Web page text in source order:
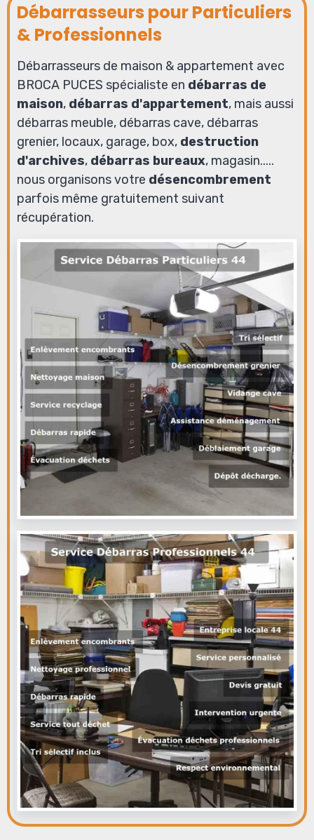
Débarrasseurs pour Particuliers
& Professionnels
Débarrasseurs de maison & appartement avec
BROCA PUCES spécialiste en débarras de
maison, débarras d'appartement, mais aussi
débarras meuble, débarras cave, débarras
grenier, locaux, garage, box, destruction
d'archives, débarras bureaux, magasin.....
nous organisons votre désencombrement
parfois même gratuitement suivant
récupération.